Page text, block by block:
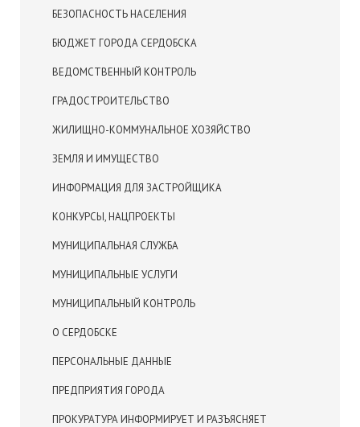
БЕЗОПАСНОСТЬ НАСЕЛЕНИЯ
БЮДЖЕТ ГОРОДА СЕРДОБСКА
ВЕДОМСТВЕННЫЙ КОНТРОЛЬ
ГРАДОСТРОИТЕЛЬСТВО
ЖИЛИЩНО-КОММУНАЛЬНОЕ ХОЗЯЙСТВО
ЗЕМЛЯ И ИМУЩЕСТВО
ИНФОРМАЦИЯ ДЛЯ ЗАСТРОЙЩИКА
КОНКУРСЫ, НАЦПРОЕКТЫ
МУНИЦИПАЛЬНАЯ СЛУЖБА
МУНИЦИПАЛЬНЫЕ УСЛУГИ
МУНИЦИПАЛЬНЫЙ КОНТРОЛЬ
О СЕРДОБСКЕ
ПЕРСОНАЛЬНЫЕ ДАННЫЕ
ПРЕДПРИЯТИЯ ГОРОДА
ПРОКУРАТУРА ИНФОРМИРУЕТ И РАЗЪЯСНЯЕТ